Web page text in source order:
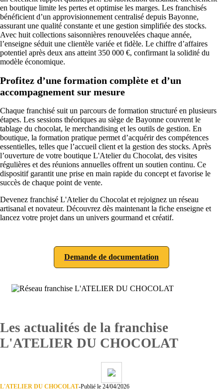
en boutique limite les pertes et optimise les marges. Les franchisés
bénéficient d’un approvisionnement centralisé depuis Bayonne,
assurant une qualité constante et une gestion simplifiée des stocks.
Avec huit collections saisonnières renouvelées chaque année,
l’enseigne séduit une clientèle variée et fidèle. Le chiffre d’affaires
potentiel après deux ans atteint 350 000 €, confirmant la solidité du
modèle économique.
Profitez d’une formation complète et d’un
accompagnement sur mesure
Chaque franchisé suit un parcours de formation structuré en plusieurs
étapes. Les sessions théoriques au siège de Bayonne couvrent le
tablage du chocolat, le merchandising et les outils de gestion. En
boutique, la formation pratique permet d’acquérir des compétences
essentielles, telles que l’accueil client et la gestion des stocks. Après
l’ouverture de votre boutique L'Atelier du Chocolat, des visites
régulières et des réunions annuelles offrent un soutien continu. Ce
dispositif garantit une prise en main rapide du concept et favorise le
succès de chaque point de vente.
Devenez franchisé L'Atelier du Chocolat et rejoignez un réseau
artisanal et novateur. Découvrez dès maintenant la fiche enseigne et
lancez votre projet dans un univers gourmand et créatif.
Demande de documentation
Les actualités de la franchise
L'ATELIER DU CHOCOLAT
L'ATELIER DU CHOCOLAT-Publié le 24/04/2026